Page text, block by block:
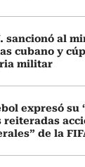
sancionó al
cubano y
militar
expresó su
reiteradas
de la